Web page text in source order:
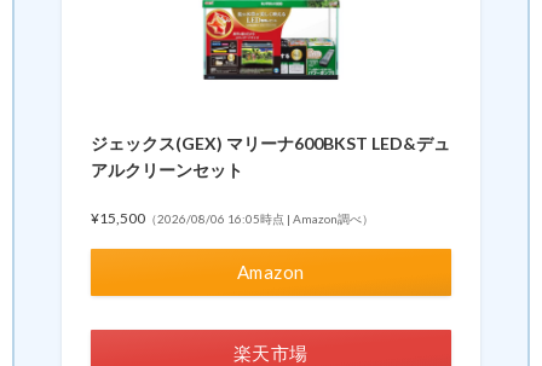
ジェックス(GEX) マリーナ600BKST LED&デュ
アルクリーンセット
¥15,500 （2026/08/06 16:05時点 | Amazon調べ）
Amazon
楽天市場